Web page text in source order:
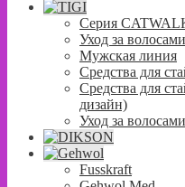
Серия
Уход за
Мужская линия
Средства для
Средства для
дизайн)
Уход за
Fusskraft